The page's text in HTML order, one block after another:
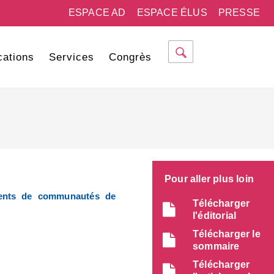
PRESSE
ESPACE ÉLUS
ESPACE AD
Services Congrès
de communautés de
Pour aller plus loin
Télécharger
l'éditorial
Télécharger le
sommaire
Télécharger